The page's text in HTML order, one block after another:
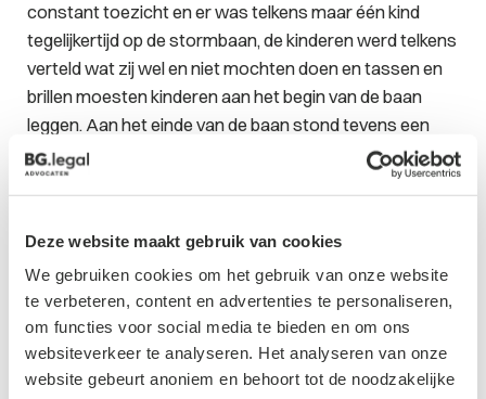
Deze website maakt gebruik van cookies
We gebruiken cookies om het gebruik van onze website
te verbeteren, content en advertenties te personaliseren,
om functies voor social media te bieden en om ons
websiteverkeer te analyseren. Het analyseren van onze
website gebeurt anoniem en behoort tot de noodzakelijke
constant toezicht en er was telkens maar één kind
tegelijkertijd op de stormbaan, de kinderen werd telkens
verteld wat zij wel en niet mochten doen en tassen en
brillen moesten kinderen aan het begin van de baan
leggen. Aan het einde van de baan stond tevens een
vrijwilliger om de kinderen op te vangen.
Conclusie
voldoende veiligheidsmaatregelen heeft genomen en
om die reden niet aansprakelijk is. Een ongelukkige val
waarbij de schade dus voor rekening van de ouders
komt. Deze casus laat zien dat het zeker geen
vanzelfsprekendheid is dat de organisatie van een